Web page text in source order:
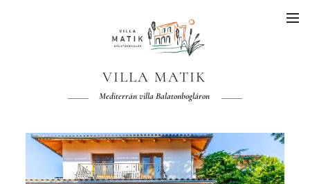
VILLA MATIK
Mediterrán villa Balatonbogláron